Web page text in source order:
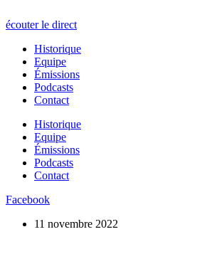
écouter le direct
Historique
Equipe
Émissions
Podcasts
Contact
Historique
Equipe
Émissions
Podcasts
Contact
Facebook
11 novembre 2022